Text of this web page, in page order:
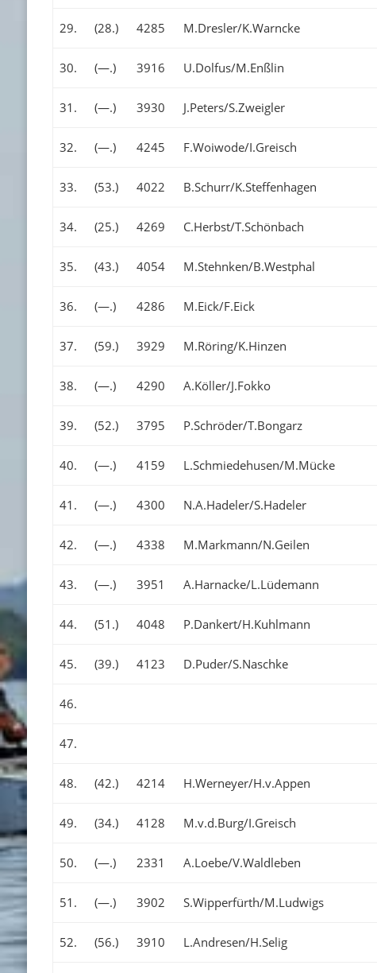
29. (28.) 4285 M.Dresler/K.Warncke
30. (—.) 3916 U.Dolfus/M.Enßlin
31. (—.) 3930 J.Peters/S.Zweigler
32. (—.) 4245 F.Woiwode/I.Greisch
33. (53.) 4022 B.Schurr/K.Steffenhagen
34. (25.) 4269 C.Herbst/T.Schönbach
35. (43.) 4054 M.Stehnken/B.Westphal
36. (—.) 4286 M.Eick/F.Eick
37. (59.) 3929 M.Röring/K.Hinzen
38. (—.) 4290 A.Köller/J.Fokko
39. (52.) 3795 P.Schröder/T.Bongarz
40. (—.) 4159 L.Schmiedehusen/M.Mücke
41. (—.) 4300 N.A.Hadeler/S.Hadeler
42. (—.) 4338 M.Markmann/N.Geilen
43. (—.) 3951 A.Harnacke/L.Lüdemann
44. (51.) 4048 P.Dankert/H.Kuhlmann
45. (39.) 4123 D.Puder/S.Naschke
46.
47.
48. (42.) 4214 H.Werneyer/H.v.Appen
49. (34.) 4128 M.v.d.Burg/I.Greisch
50. (—.) 2331 A.Loebe/V.Waldleben
51. (—.) 3902 S.Wipperfürth/M.Ludwigs
52. (56.) 3910 L.Andresen/H.Selig